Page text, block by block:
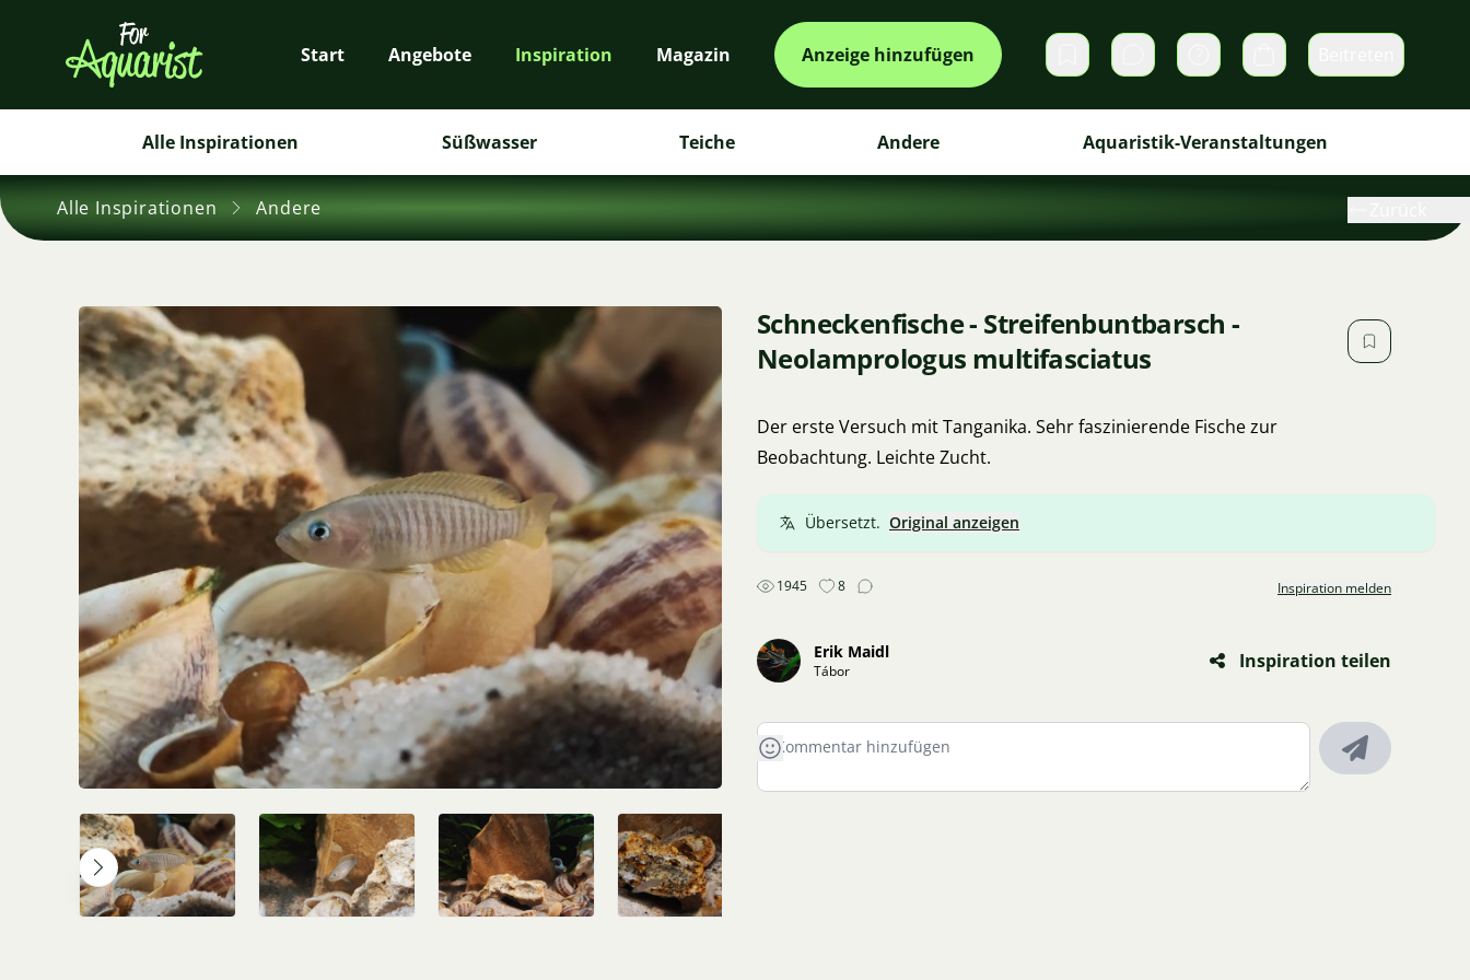
Start Angebote Inspiration Magazin Anzeige hinzufügen DirektnachrichtenWarenkorb
Alle Inspirationen Süßwasser Teiche Andere Aquaristik-Veranstaltungen
Alle Inspirationen Andere
Schneckenfische - Streifenbuntbarsch -
Neolamprologus multifasciatus
Der erste Versuch mit Tanganika. Sehr faszinierende Fische zur
Beobachtung. Leichte Zucht.
Übersetzt. Original anzeigen
1945 8 Inspiration melden
Erik Maidl
Tábor Inspiration teilen